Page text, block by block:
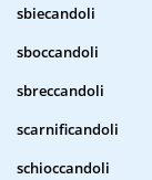
sbiecandoli
sboccandoli
sbreccandoli
scarnificandoli
schioccandoli